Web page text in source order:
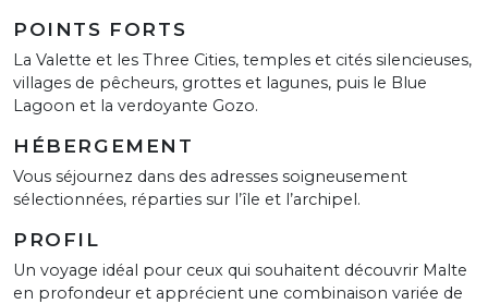
POINTS FORTS
La Valette et les Three Cities, temples et cités silencieuses,
villages de pêcheurs, grottes et lagunes, puis le Blue
Lagoon et la verdoyante Gozo.
HÉBERGEMENT
Vous séjournez dans des adresses soigneusement
sélectionnées, réparties sur l’île et l’archipel.
PROFIL
Un voyage idéal pour ceux qui souhaitent découvrir Malte
en profondeur et apprécient une combinaison variée de